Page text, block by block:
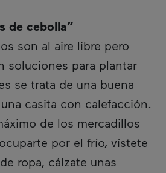
de cebolla”
son al aire libre pero
soluciones para plantar
se trata de una buena
casita con calefacción.
de los mercadillos
por el frío, vístete
ropa, cálzate unas